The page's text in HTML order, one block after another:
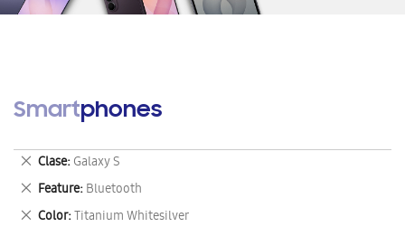
Smartphones
Clase Galaxy S
Eliminar
este
artículo
Feature Bluetooth
Eliminar
este
Color Titanium Whitesilver
Eliminar